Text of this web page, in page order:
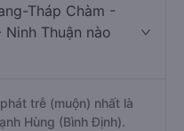
Tháp Chàm -
Thuận nào
trễ (muộn) nhất là
Hùng (Bình Định).